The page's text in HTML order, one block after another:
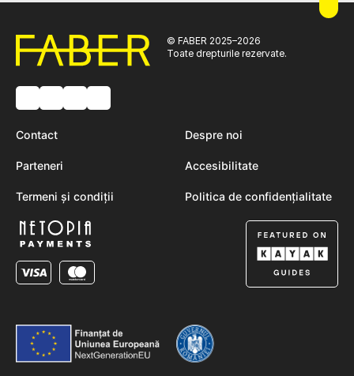
© FABER 2025–2026
Toate drepturile rezervate.
Contact Despre noi
Parteneri Accesibilitate
Termeni și condiții Politica de confidențialitate